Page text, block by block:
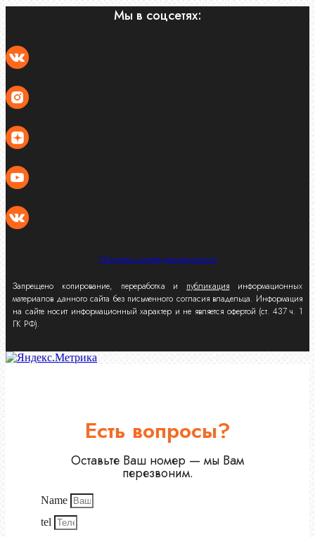
Мы в соцсетях:
Политика конфиденциальности
Запрещено копирование, переработка и публикация информационных
материалов данного сайта без письменного согласия владельца. Информация
на сайте носит информационный характер и не является офертой (ст. 437 ч. 1
ГК РФ).
Есть вопросы?
Оставьте Ваш номер — мы Вам
перезвоним.
Name
tel